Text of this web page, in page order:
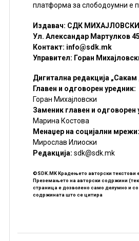
платформа за слободоумни е
Издавач: СДК
Ул. Александар Мартулков
Контакт: info@sdk.mk
Управител: Горан
Дигитална редакција
Главен и одговорен уредник:
Горан Михајловски
Заменик главен и одговорен
Марина Костова
Менаџер на социјални мрежи:
Мирослав Илиоски
Редакцијa: sdk@sdk.mk
©SDK.MK Крадењето авторски текстови
Преземањето на авторски содржини
страница е дозволено само делумно и
содржината што се цитира